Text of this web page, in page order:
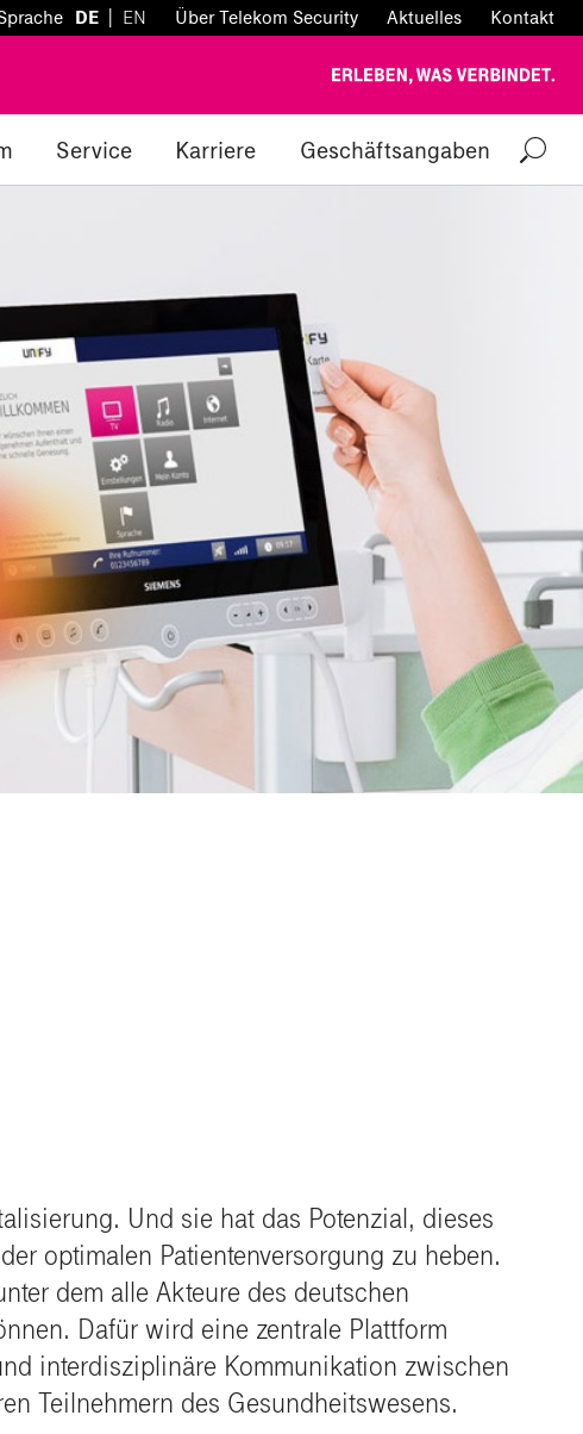
DE EN Über Telekom Security Aktuelles Kontakt
Service Karriere Geschäftsangaben
Und sie hat das Potenzial, dieses
optimalen Patientenversorgung zu heben.
dem alle Akteure des deutschen
Dafür wird eine zentrale Plattform
interdisziplinäre Kommunikation zwischen
Teilnehmern des Gesundheitswesens.